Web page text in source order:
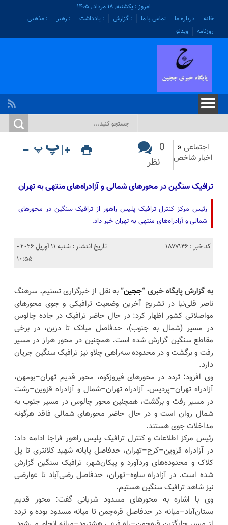
امروز : یکشنبه, ۱۸ مرداد , ۱۴۰۵
خانه
درباره ما تماس با ما : گزارش : یادداشت : رهبر
: مذهبی
روزنامه
ویدئو
اجتماعی «
اخبار شاخص
0
نظر
ترافیک سنگین در محورهای شمالی و آزادراه‌های منتهی به تهران
رئیس مرکز کنترل ترافیک پلیس راهور از ترافیک سنگین در محورهای
شمالی و آزادراه‌های منتهی به تهران خبر داد.
کد خبر : 1877146
تاریخ انتشار : شنبه 11 آوریل 2026 -
10:55
به گزارش پایگاه خبری “ججین”به نقل از خبرگزاری تسنیم، سرهنگ
ناصر قلی‌نیا در تشریح آخرین وضعیت ترافیکی و جوی محورهای
مواصلاتی کشور اظهار کرد: در حال حاضر ترافیک در جاده چالوس
در مسیر (شمال به جنوب)، حدفاصل میانک تا دزبن، در برخی
مقاطع سنگین گزارش شده است. همچنین در محور هراز در مسیر
رفت و برگشت و در محدوده سه‌راهی چلاو نیز ترافیک سنگین جریان
دارد.
وی افزود: تردد در محورهای فیروزکوه، محور قدیم تهران–بومهن،
آزادراه تهران–پردیس، آزادراه تهران–شمال و آزادراه قزوین–رشت
در مسیر رفت و برگشت، همچنین محور چالوس در مسیر جنوب به
شمال روان است و در حال حاضر محورهای شمالی فاقد هرگونه
مداخلات جوی هستند.
رئیس مرکز اطلاعات و کنترل ترافیک پلیس راهور فراجا ادامه داد:
در آزادراه قزوین–کرج–تهران، حدفاصل پایانه شهید کلانتری تا پل
کلاک و محدوده‌های وردآورد و پیکان‌شهر، ترافیک سنگین گزارش
شده است. در آزادراه ساوه–تهران، حدفاصل رضی‌آباد تا عوارضی
نیز شاهد ترافیک سنگین هستیم.
وی با اشاره به محورهای مسدود شریانی گفت: محور قدیم
بستان‌آباد–میانه در حدفاصل قره‌چمن تا میانه مسدود بوده و تردد